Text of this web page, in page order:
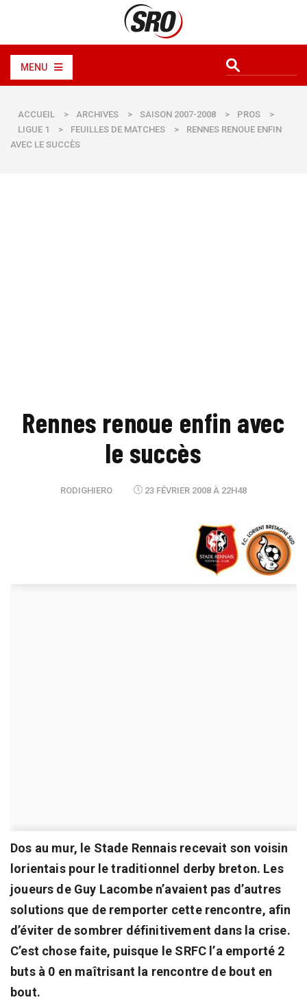
MENU
ACCUEIL > ARCHIVES > SAISON 2007-2008 > PROS
>
LIGUE 1
> FEUILLES DE MATCHES >
RENNES RENOUE ENFIN
AVEC LE SUCCÈS
Rennes renoue enfin avec
le succès
RODIGHIERO 23 FÉVRIER 2008 À 22H48
Dos au mur, le Stade Rennais recevait son voisin
lorientais pour le traditionnel derby breton. Les
joueurs de Guy Lacombe n’avaient pas d’autres
solutions que de remporter cette rencontre, afin
d’éviter de sombrer définitivement dans la crise.
C’est chose faite, puisque le SRFC l’a emporté 2
buts à 0 en maîtrisant la rencontre de bout en
bout.